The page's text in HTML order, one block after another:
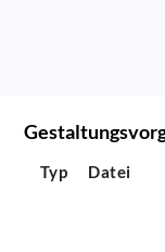
Typ Datei